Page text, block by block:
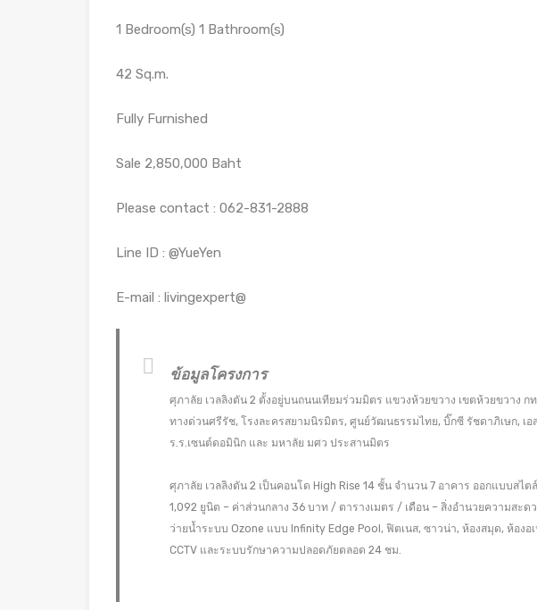
1 Bedroom(s) 1 Bathroom(s)
42 Sq.m.
Fully Furnished
Sale 2,850,000 Baht
Please contact : 062-831-2888
Line ID : @YueYen
E-mail : livingexpert@
ข้อมูลโครงการ
ศุภาลัย เวลลิงตัน 2 ตั้งอยู่บนถนนเทียมร่วมมิตร แขวงห้วยขวาง เขตห้วยขวาง
ทางด่วนศรีรัช, โรงละครสยามนิรมิตร, ศูนย์วัฒนธรรมไทย, บิ๊กซี รัชดาภิเษก, เอ
ร.ร.เซนต์ดอมินิก และ มหาลัย มศว ประสานมิตร
ศุภาลัย เวลลิงตัน 2 เป็นคอนโด High Rise 14 ชั้น จำนวน 7 อาคาร ออกแบบสไ
1,092 ยูนิต – ค่าส่วนกลาง 36 บาท / ตารางเมตร / เดือน – สิ่งอำนวยความสะด
ว่ายน้ำระบบ Ozone แบบ Infinity Edge Pool, ฟิตเนส, ซาวน่า, ห้องสมุด, ห้องอ
CCTV และระบบรักษาความปลอดภัยตลอด 24 ชม.